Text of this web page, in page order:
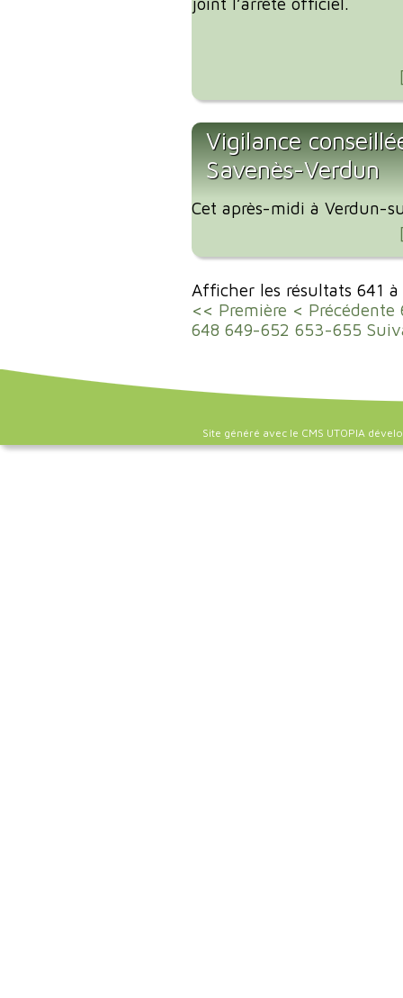
Vigilance
Savenès-Verdun
Cet après-midi à Verdun-
Afficher les résultats 641
<< Première < Précédente
648 649-652 653-655
Site généré avec le CMS UTOPIA